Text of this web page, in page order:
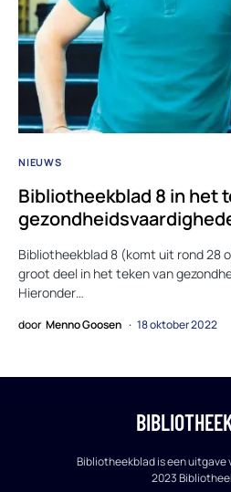
NIEUWS
Bibliotheekblad 8 in het
Bibliotheekblad 8 (komt uit rond 28
groot deel in het teken van
Hieronder…
door Menno Goosen 18 oktober 2022
Bibliotheekblad is een uitgave
2023